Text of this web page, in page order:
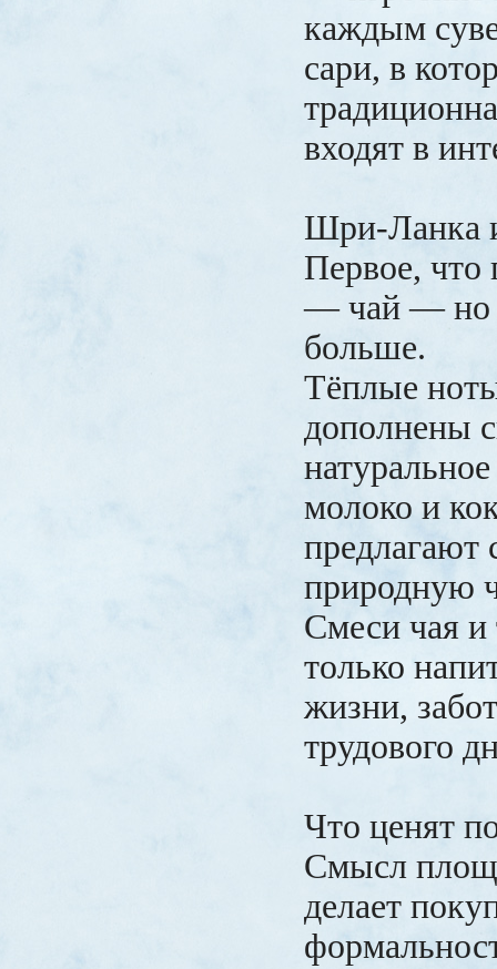
каждым
сари, в
входят в
Шри-Ланка
Первое, что
— чай — но
больше.
Тёплые
дополнены
молоко и
предлагают
природную
Смеси чая
только
жизни,
трудового
Что ценят
Смысл
делает